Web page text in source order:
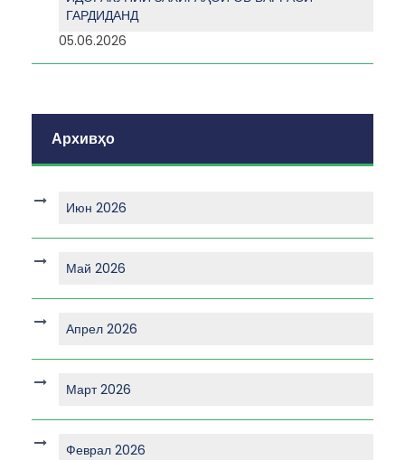
ГАРДИДАНД
05.06.2026
Архивҳо
Июн 2026
Май 2026
Апрел 2026
Март 2026
Феврал 2026